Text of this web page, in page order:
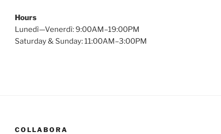
Hours
Lunedì—Venerdì: 9:00AM–19:00PM
Saturday & Sunday: 11:00AM–3:00PM
COLLABORA